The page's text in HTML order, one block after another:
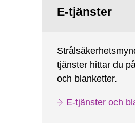
E-tjänster
tjänster hittar du
och blanketter.
E-tjänster och